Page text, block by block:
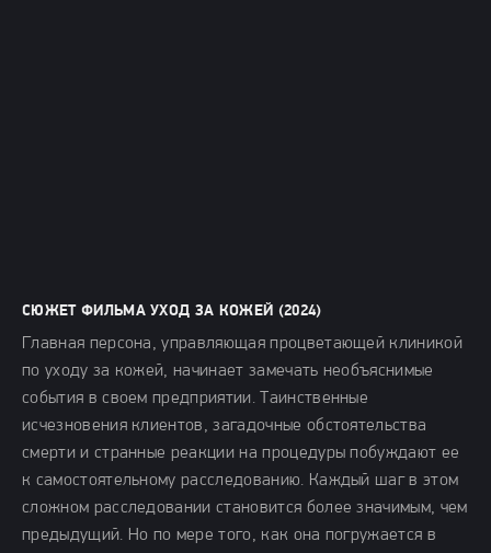
СЮЖЕТ ФИЛЬМА УХОД ЗА КОЖЕЙ (2024)
Главная персона, управляющая процветающей клиникой
по уходу за кожей, начинает замечать необъяснимые
события в своем предприятии. Таинственные
исчезновения клиентов, загадочные обстоятельства
смерти и странные реакции на процедуры побуждают ее
к самостоятельному расследованию. Каждый шаг в этом
сложном расследовании становится более значимым, чем
предыдущий. Но по мере того, как она погружается в